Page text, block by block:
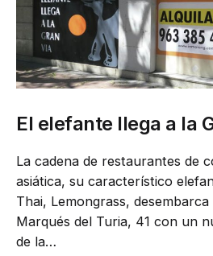
El elefante llega a la
La cadena de restaurantes de
asiática, su característico
Thai, Lemongrass,
Marqués del Turia, 41 con un
de la…